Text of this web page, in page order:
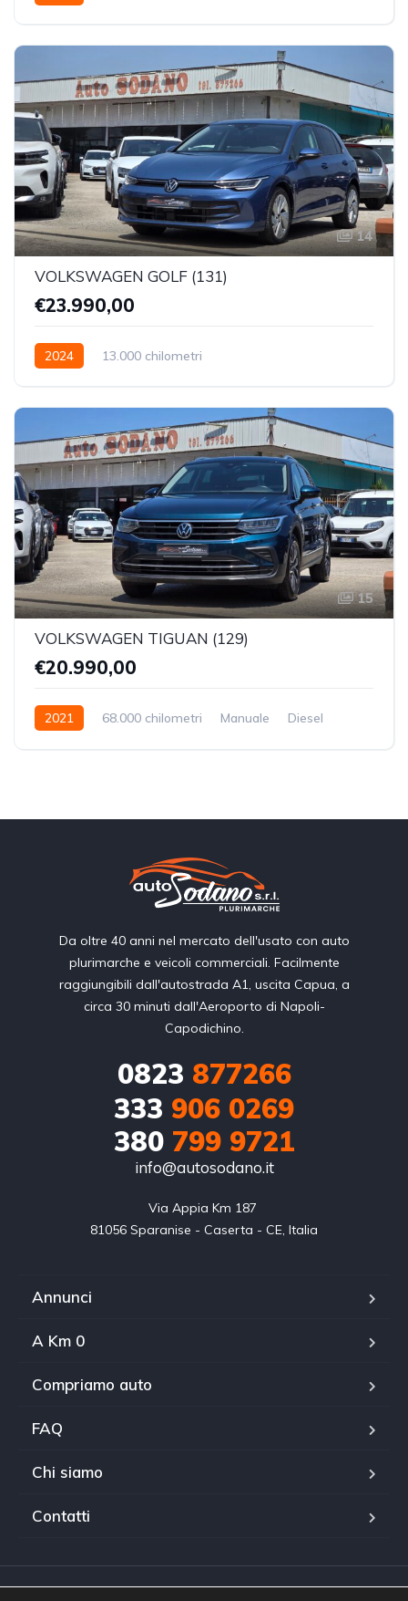
14
VOLKSWAGEN GOLF (131)
€23.990,00
2024 13.000 chilometri
15
VOLKSWAGEN TIGUAN (129)
€20.990,00
2021 68.000 chilometri Manuale
Diesel
Da oltre 40 anni nel mercato dell'usato con auto
plurimarche e veicoli commerciali. Facilmente
raggiungibili dall'autostrada A1, uscita Capua, a
circa 30 minuti dall'Aeroporto di Napoli-
Capodichino.
0823 877266
333 906 0269
380799 9721
info@autosodano.it
Via Appia Km 187
81056 Sparanise - Caserta - CE, Italia
Annunci
A Km 0
Compriamo auto
FAQ
Chi siamo
Contatti